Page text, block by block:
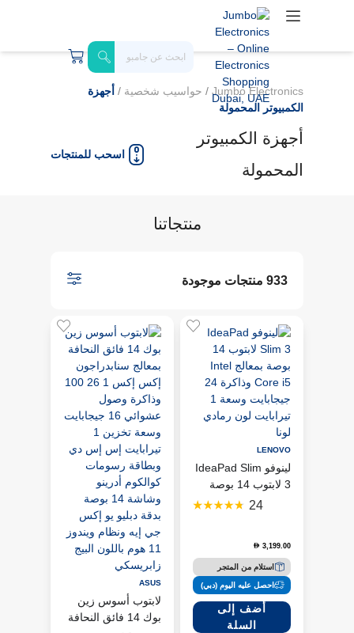
Jumbo Electronics
/ حواسيب شخصية / أجهزة
الكمبيوتر المحمولة
أجهزة الكمبيوتر
المحمولة
اسحب للمنتجات
منتجاتنا
933 منتجات موجودة
LENOVO
لينوفو IdeaPad Slim
3 لابتوب 14 بوصة
بمعالج Intel Core i5
رمادي لونا
24
D 3,199.00
استلام من المتجر
احصل عليه اليوم (دبي)
أضف إلى
السلة
ASUS
لابتوب أسوس زين
بوك 14 فائق النحافة